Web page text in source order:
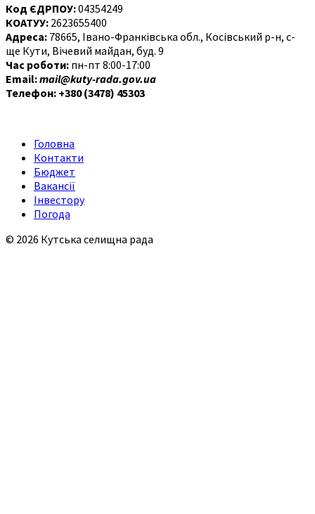
Код ЄДРПОУ:04354249
КОАТУУ: 2623655400
Адреса: 78665, Івано-Франківська обл., Косівський р-н, с-
ще Кути, Вічевий майдан, буд. 9
Час роботи: пн-пт 8:00-17:00
Email:mail@kuty-rada.gov.ua
Телефон: +380 (3478) 45303
Головна
Контакти
Бюджет
Вакансії
Інвестору
Погода
© 2026 Кутська селищна рада